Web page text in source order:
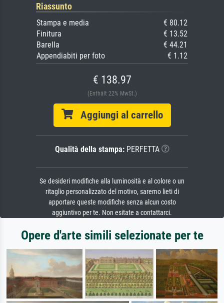
Riassunto
Stampa e media
€ 80.12
Finitura
€ 13.52
Barella
€ 44.21
Appendiabiti per foto
€ 1.12
€ 138.97
(Enthält 22% MwSt.)
Aggiungi al carrello
Qualità della stampa:PERFETTA
Se desideri modifiche alla luminosità e al colore o un
ritaglio personalizzato del motivo, saremo lieti di
apportare queste modifiche senza alcun costo
aggiuntivo per te. Non esitate a contattarci.
Opere d'arte simili selezionate per te